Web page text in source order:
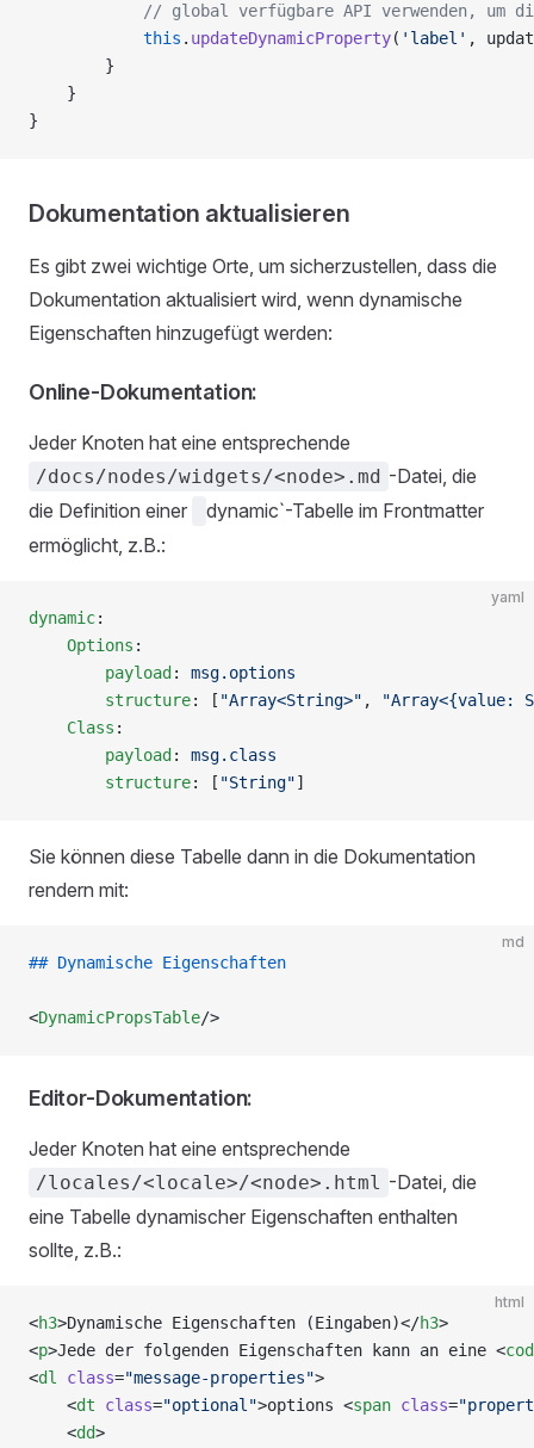
// global verfügbare API verwenden, um
            this
. updateDynamicProperty( 'label' ,
        }
    }
}
Dokumentation aktualisieren
Es gibt zwei wichtige Orte, um sicherzustellen, dass die
Dokumentation aktualisiert wird, wenn dynamische
Eigenschaften hinzugefügt werden:
Online-Dokumentation:
Jeder Knoten hat eine entsprechende
/docs/nodes/widgets/<node>.md -Datei, die
die Definition einer
dynamic`-Tabelle im Frontmatter
ermöglicht, z.B.:
yaml
dynamic:
    Options
:
        payload
: msg.options
        structure
: [ "Array<String>" ,
"Array<{value:
    Class
:
        payload
: msg.class
        structure
: [ "String"]
Sie können diese Tabelle dann in die Dokumentation
rendern mit:
md
## Dynamische Eigenschaften
<DynamicPropsTable/>
Editor-Dokumentation:
Jeder Knoten hat eine entsprechende
/locales/<locale>/<node>.html -Datei, die
eine Tabelle dynamischer Eigenschaften enthalten
sollte, z.B.:
html
<h3>Dynamische Eigenschaften (Eingaben)</h3>
<p>Jede der folgenden Eigenschaften kann an eine <
<dl class="message-properties">
    <
dt class="optional">options <span class=
    <
dd>